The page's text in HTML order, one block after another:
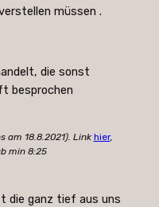
müssen .
die sonst
besprochen
am 18.8.2021). Link hier,
min 8:25
die ganz tief aus uns